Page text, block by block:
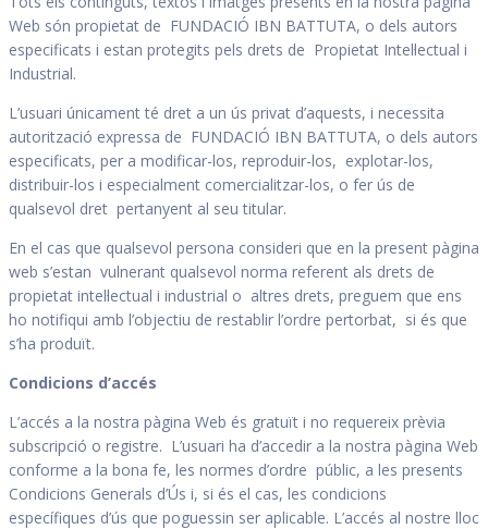
Web són propietat de FUNDACIÓ IBN BATTUTA, o dels autors
especificats i estan protegits pels drets de Propietat Intel·lectual i
Industrial.
L’usuari únicament té dret a un ús privat d’aquests, i necessita
autorització expressa de FUNDACIÓ IBN BATTUTA, o dels autors
especificats, per a modificar-los, reproduir-los, explotar-los,
distribuir-los i especialment comercialitzar-los, o fer ús de
qualsevol dret pertanyent al seu titular.
En el cas que qualsevol persona consideri que en la present pàgina
web s’estan vulnerant qualsevol norma referent als drets de
propietat intel·lectual i industrial o altres drets, preguem que ens
ho notifiqui amb l’objectiu de restablir l’ordre pertorbat, si és que
s’ha produït.
Condicions d’accés
L’accés a la nostra pàgina Web és gratuït i no requereix prèvia
subscripció o registre. L’usuari ha d’accedir a la nostra pàgina Web
conforme a la bona fe, les normes d’ordre públic, a les presents
Condicions Generals d’Ús i, si és el cas, les condicions
específiques d’ús que poguessin ser aplicable. L’accés al nostre lloc